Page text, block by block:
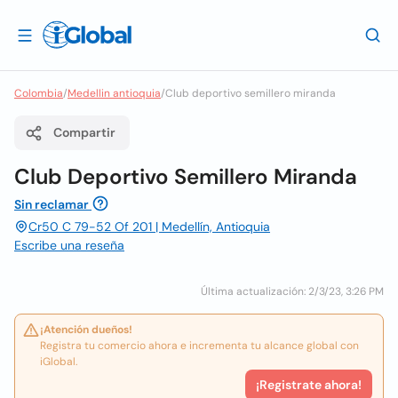
Colombia/Medellin antioquia/Club deportivo semillero miranda
Compartir
Club Deportivo Semillero Miranda
Sin reclamar
Cr50 C 79-52 Of 201 | Medellín, Antioquia
Escribe una reseña
Última actualización: 2/3/23, 3:26 PM
¡Atención dueños!
Registra tu comercio ahora e incrementa tu alcance global con
iGlobal.
¡Registrate ahora!